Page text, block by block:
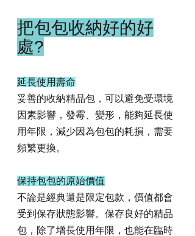
把包包收納好的好
處?
延長使用壽命
妥善的收納精品包，可以避免受環境
因素影響，發霉、變形，能夠延長使
用年限，減少因為包包的耗損，需要
頻繁更換。
保持包包的原始價值
不論是經典還是限定包款，價值都會
受到保存狀態影響。保存良好的精品
包，除了增長使用年限，也能在臨時